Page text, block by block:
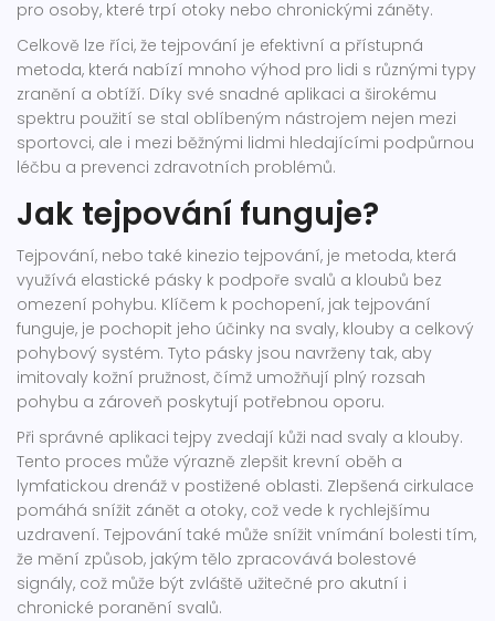
pro osoby, které trpí otoky nebo chronickými záněty.
Celkově lze říci, že tejpování je efektivní a přístupná
metoda, která nabízí mnoho výhod pro lidi s různými typy
zranění a obtíží. Díky své snadné aplikaci a širokému
spektru použití se stal oblíbeným nástrojem nejen mezi
sportovci, ale i mezi běžnými lidmi hledajícími podpůrnou
léčbu a prevenci zdravotních problémů.
Jak tejpování funguje?
Tejpování, nebo také kinezio tejpování, je metoda, která
využívá elastické pásky k podpoře svalů a kloubů bez
omezení pohybu. Klíčem k pochopení, jak tejpování
funguje, je pochopit jeho účinky na svaly, klouby a celkový
pohybový systém. Tyto pásky jsou navrženy tak, aby
imitovaly kožní pružnost, čímž umožňují plný rozsah
pohybu a zároveň poskytují potřebnou oporu.
Při správné aplikaci tejpy zvedají kůži nad svaly a klouby.
Tento proces může výrazně zlepšit krevní oběh a
lymfatickou drenáž v postižené oblasti. Zlepšená cirkulace
pomáhá snížit zánět a otoky, což vede k rychlejšímu
uzdravení. Tejpování také může snížit vnímání bolesti tím,
že mění způsob, jakým tělo zpracovává bolestové
signály, což může být zvláště užitečné pro akutní i
chronické poranění svalů.